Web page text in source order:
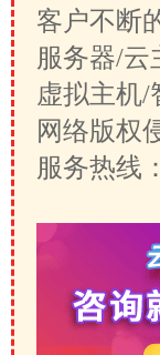
客户不断
服务器/云
虚拟主机/
网络版权
服务热线：